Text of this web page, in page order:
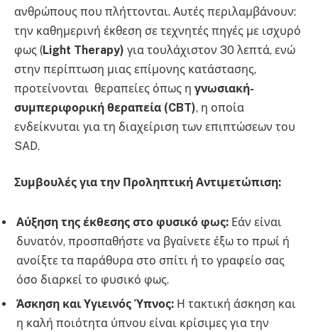
ανθρώπους που πλήττονται. Αυτές περιλαμβάνουν:
την καθημερινή έκθεση σε τεχνητές πηγές με ισχυρό
φως (Light Therapy) για τουλάχιστον 30 λεπτά, ενώ
στην περίπτωση μιας επίμονης κατάστασης,
προτείνονται θεραπείες όπως η γνωσιακή-
συμπεριφορική θεραπεία (CBT), η οποία
ενδείκνυται για τη διαχείριση των επιπτώσεων του
SAD.
Συμβουλές για την Προληπτική Αντιμετώπιση:
Αύξηση της έκθεσης στο φυσικό φως: Εάν είναι
δυνατόν, προσπαθήστε να βγαίνετε έξω το πρωί ή
ανοίξτε τα παράθυρα στο σπίτι ή το γραφείο σας
όσο διαρκεί το φυσικό φως.
Άσκηση και Υγιεινός Ύπνος: Η τακτική άσκηση και
η καλή ποιότητα ύπνου είναι κρίσιμες για την